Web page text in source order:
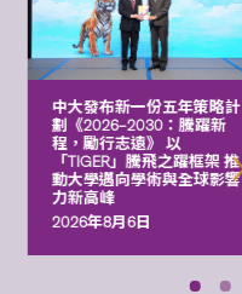
中大發布新一份五年策略計
劃《2026‒2030：騰躍新
程，勵行志遠》 以
「TIGER」騰飛之躍框架 推
動大學邁向學術與全球影響
力新高峰
2026年8月6日